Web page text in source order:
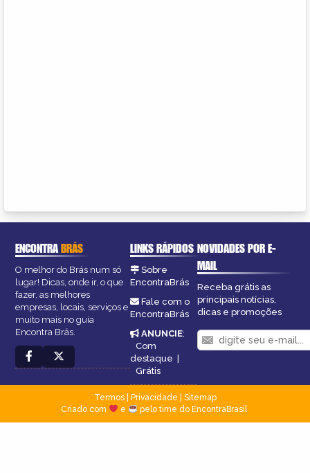
ENCONTRABRÁS
O melhor do Brás num só
lugar! Dicas, onde ir, o que
fazer, as melhores
empresas, locais, serviços e
muito mais no guia
Encontra Brás.
LINKS RÁPIDOS
Sobre
EncontraBrás
Fale com o
EncontraBrás
ANUNCIE:
Com
destaque |
Grátis
NOVIDADES POR E-
MAIL
Receba grátis as
principais notícias,
dicas e promoções
Termos| Privacidade
Sitemap
Criado com
e pelo time do EncontraBrasil